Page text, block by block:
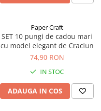
Paper Craft
SET 10 pungi de cadou mari
cu model elegant de Craciun
74,90 RON
IN STOC
ADAUGA IN COS